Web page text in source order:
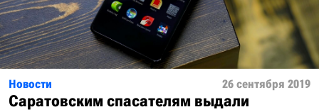
Новости 26 сентября 2019
Саратовским спасателям выдали